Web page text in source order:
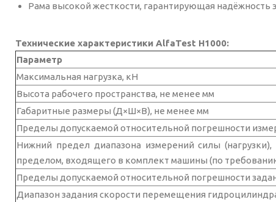
Рама высокой жесткости, гарантирующая надёжность
Технические характеристики AlfaTest H1000:
Параметр
Максимальная нагрузка, кН
Высота рабочего пространства, не менее мм
Габаритные размеры (Д×Ш×В), не менее мм
Пределы допускаемой относительной погрешности
Нижний предел диапазона измерений силы
пределом, входящего в комплект машины (по
Пределы допускаемой относительной погрешности
Диапазон задания скорости перемещения